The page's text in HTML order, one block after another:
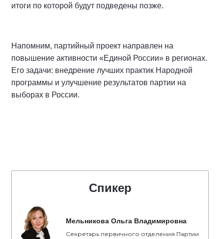
итоги по которой будут подведены позже.
Напомним, партийный проект направлен на
повышение активности «Единой России» в регионах.
Его задачи: внедрение лучших практик Народной
программы и улучшение результатов партии на
выборах в России.
Спикер
Мельникова Ольга Владимировна
Секретарь первичного отделения Партии